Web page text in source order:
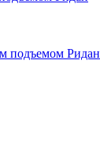
подъемом Ридан